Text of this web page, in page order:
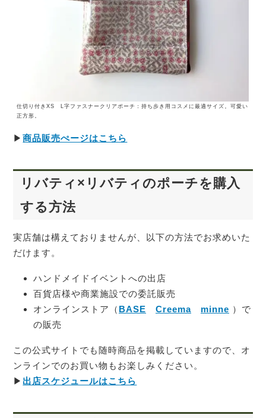
仕切り付きXS L字ファスナークリアポーチ：持ち歩き用コスメに最適サイズ。可愛い
正方形。
▶商品販売ぺージはこちら
リバティ×リバティのポーチを購入
する方法
実店舗は構えておりませんが、以下の方法でお求めいた
だけます。
ハンドメイドイベントへの出店
百貨店様や商業施設での委託販売
オンラインストア（ BASE Creema minne ）で
の販売
この公式サイトでも随時商品を掲載していますので、オ
ンラインでのお買い物もお楽しみください。
▶ 出店スケジュールはこちら